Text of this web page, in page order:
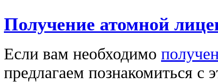
Получение атомной
Если вам необходимо
предлагаем познакомиться с